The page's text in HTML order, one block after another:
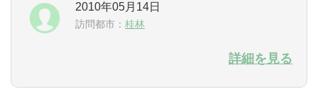
がよく、親切にしていただきました。是非宜しくお
伝え下さい。 機会があればまた御社を利用したいと
思っております。この度はありがとうございまし
2010年05月14日
訪問都市： 桂林
詳細を見る